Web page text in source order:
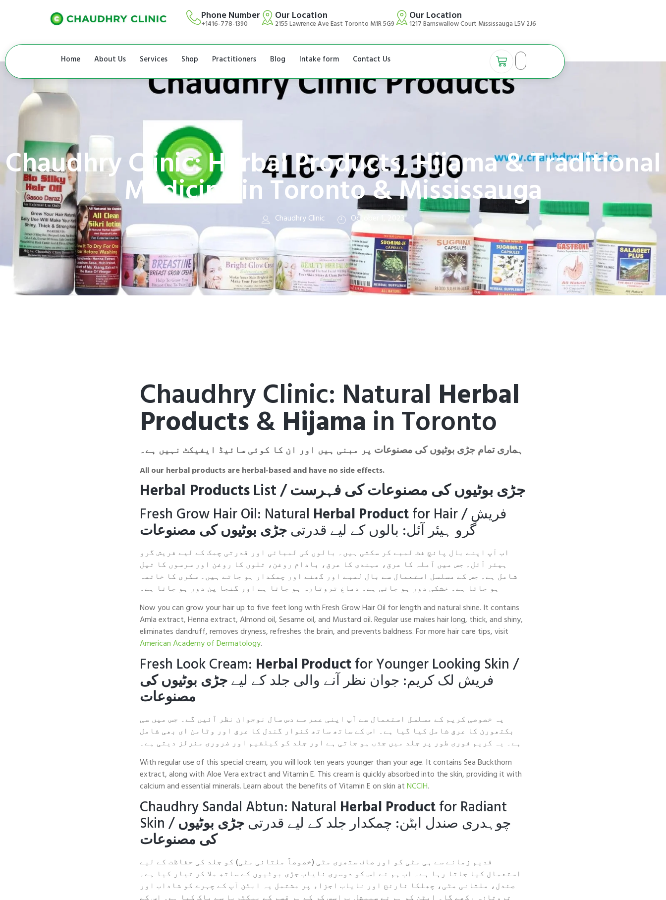
Phone Number
+1416-778-1390
Our Location
2155 Lawrence Ave East Toronto M1R 5G9
Our Location
1217 Barnswallow Court Mississauga L5V 2J6
Home About Us Services Shop Practitioners Blog Intake form Contact Us
Chaudhry Clinic: Herbal Products, Hijama & Traditional
Medicine in Toronto & Mississauga
Chaudhry Clinic October 1, 2023
Chaudhry Clinic: Natural Herbal
Products&Hijama in Toronto
ہماری تمام جڑی بوٹیوں کی مصنوعات پر مبنی ہیں اور ان کا کوئی سائیڈ ایفیکٹ نہیں ہے۔
All our herbal productsare herbal-based and have no side effects.
Herbal ProductsList / جڑی بوٹیوں کی مصنوعاتکی فہرست
Fresh Grow Hair Oil: Natural Herbal Productfor Hair /فریش
گرو ہیئر آئل: بالوں کے لیے قدرتیجڑی بوٹیوں کی مصنوعات
اب آپ اپنے بال پانچ فٹ لمبے کر سکتی ہیں۔ بالوں کی لمبائی اور قدرتی چمک کے لیے فریش گرو
ہیئر آئل۔ جس میں آملہ کا عرق، مہندی کا عرق، بادام روغن، تلوں کا روغن اور سرسوں کا تیل
شامل ہے۔ جس کے مسلسل استعمال سے بال لمبے اور گھنے اور چمکدار ہو جاتے ہیں۔ سکری کا خاتمہ
ہو جاتا ہے۔ خشکی دور ہو جاتی ہے۔ دماغ تروتازہ ہو جاتا ہے اور گنجا پن دور ہو جاتا ہے۔
Now you can grow your hair up to five feet long with Fresh Grow Hair Oil for length and natural shine. It contains
Amla extract, Henna extract, Almond oil, Sesame oil, and Mustard oil. Regular use makes hair long, thick, and shiny,
eliminates dandruff, removes dryness, refreshes the brain, and prevents baldness. For more hair care tips, visit
American Academy of Dermatology.
Fresh Look Cream: Herbal Productfor Younger Looking Skin /
فریش لک کریم: جوان نظر آنے والی جلد کے لیےجڑی بوٹیوں کی
مصنوعات
یہ خصوصی کریم کے مسلسل استعمال سے آپ اپنی عمر سے دس سال نوجوان نظر آئیں گے۔ جس میں سی
بکتھورن کا عرق شامل کیا گیا ہے۔ اس کے ساتھ ساتھ کنوار گندل کا عرق اور وٹامن ای بھی شامل
ہے۔ یہ کریم فوری طور پر جلد میں جذب ہو جاتی ہے اور جلد کو کیلشیم اور ضروری منرلز دیتی ہے۔
With regular use of this special cream, you will look ten years younger than your age. It contains Sea Buckthorn
extract, along with Aloe Vera extract and Vitamin E. This cream is quickly absorbed into the skin, providing it with
calcium and essential minerals. Learn about the benefits of Vitamin E on skin atNCCIH.
Chaudhry Sandal Abtun: Natural Herbal Productfor Radiant
Skin / چوہدری صندل ابٹن: چمکدار جلد کے لیے قدرتیجڑی بوٹیوں
کی مصنوعات
قدیم زمانے سے ہی مٹی کو اور صاف ستھری مٹی (خصوصاً ملتانی مٹی) کو جلد کی حفاظت کے لیے
استعمال کیا جاتا رہا ہے۔ اب ہم نے اس کو دوسری نایاب جڑی بوٹیوں کے ساتھ ملا کر تیار کیا ہے۔
صندل، ملتانی مٹی، چھلکا نارنج اور نایاب اجزاء پر مشتمل یہ ابٹن آپ کے چہرے کو شاداب اور